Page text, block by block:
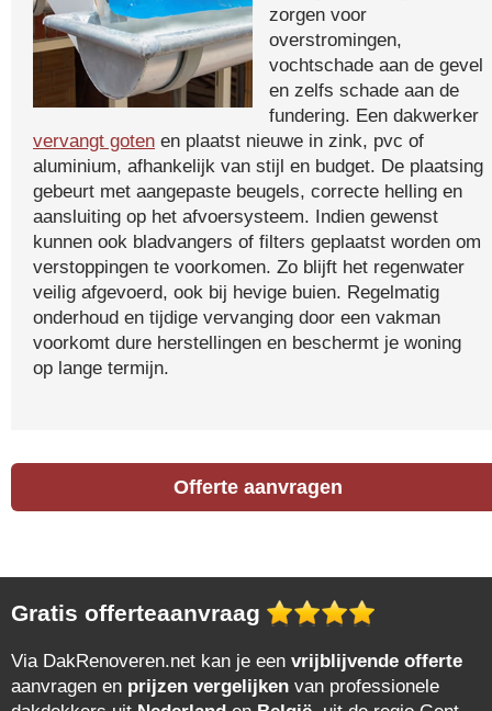
zorgen voor
overstromingen,
vochtschade aan de gevel
en zelfs schade aan de
fundering. Een dakwerker
vervangt goten en plaatst nieuwe in zink, pvc of
aluminium, afhankelijk van stijl en budget. De plaatsing
gebeurt met aangepaste beugels, correcte helling en
aansluiting op het afvoersysteem. Indien gewenst
kunnen ook bladvangers of filters geplaatst worden om
verstoppingen te voorkomen. Zo blijft het regenwater
veilig afgevoerd, ook bij hevige buien. Regelmatig
onderhoud en tijdige vervanging door een vakman
voorkomt dure herstellingen en beschermt je woning
op lange termijn.
Offerte aanvragen
Gratis offerteaanvraag
Via DakRenoveren.net kan je een vrijblijvende offerte
aanvragen en prijzen vergelijken van professionele